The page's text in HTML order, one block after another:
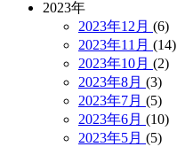
2023年
2023年12月 (6)
2023年11月 (14)
2023年10月 (2)
2023年8月 (3)
2023年7月 (5)
2023年6月 (10)
2023年5月 (5)